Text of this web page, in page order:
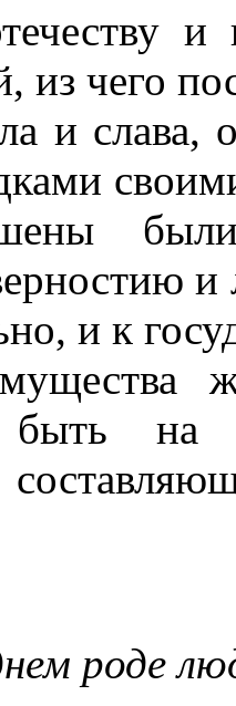
и
из чего
и слава,
были
и к
быть на
роде